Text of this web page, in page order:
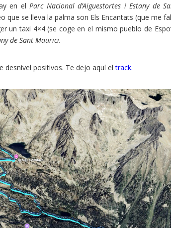
en elParc Nacional d’Aiguestortes i Estany de
que se lleva la palma son Els Encantats (que me
un taxi 4×4 (se coge en el mismo pueblo de
de Sant Maurici.
desnivel positivos. Te dejo aquí eltrack.
LinkedIn Gmail